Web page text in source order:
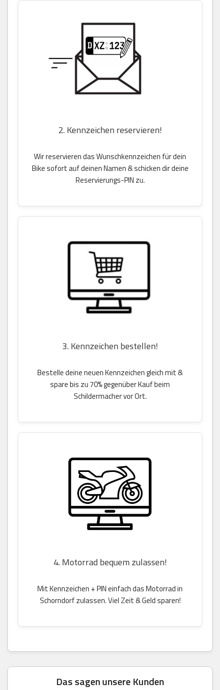
2. Kennzeichen reservieren!
Wir reservieren das Wunschkennzeichen für dein
Bike sofort auf deinen Namen & schicken dir deine
Reservierungs-PIN zu.
3. Kennzeichen bestellen!
Bestelle deine neuen Kennzeichen gleich mit &
spare bis zu 70% gegenüber Kauf beim
Schildermacher vor Ort.
4. Motorrad bequem zulassen!
Mit Kennzeichen + PIN einfach das Motorrad in
Schorndorf zulassen. Viel Zeit & Geld sparen!
Das sagen unsere Kunden